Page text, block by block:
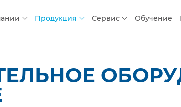
Продукция Сервис Обучение